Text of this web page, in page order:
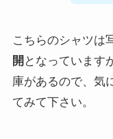
こちらのシャツは
開 となっています
庫があるので、気
てみて下さい。